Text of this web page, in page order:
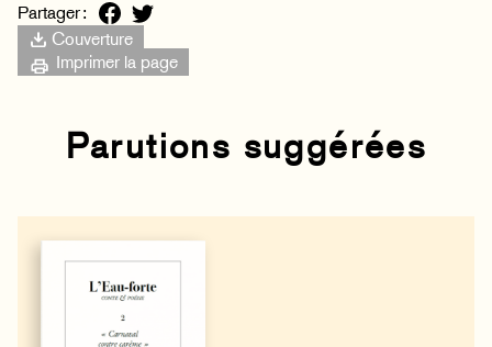
Partager :
Couverture
Imprimer la page
Parutions suggérées